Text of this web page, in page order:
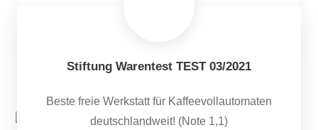
Stiftung Warentest TEST 03/2021
Beste freie Werkstatt für Kaffeevollautomaten
deutschlandweit! (Note 1,1)